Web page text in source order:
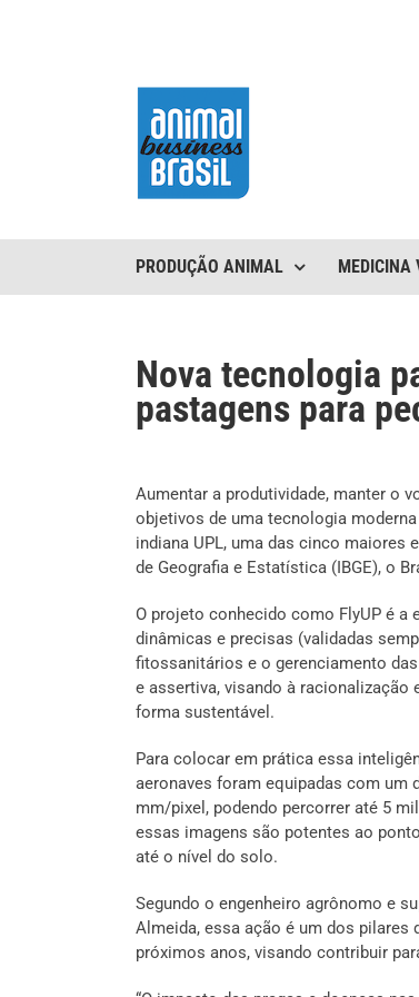
PRODUÇÃO ANIMAL MEDICINA
Nova tecnologia
pastagens para
Aumentar a produtividade, manter o
objetivos de uma tecnologia
indiana UPL, uma das cinco
de Geografia e Estatística (IBGE), o
O projeto conhecido como FlyUP é
dinâmicas e precisas (validadas
fitossanitários e o gerenciamento
e assertiva, visando à
forma sustentável.
Para colocar em prática essa
aeronaves foram equipadas com um
mm/pixel, podendo percorrer até 5
essas imagens são potentes ao
até o nível do solo.
Segundo o engenheiro agrônomo e
Almeida, essa ação é um dos pilares
próximos anos, visando contribuir